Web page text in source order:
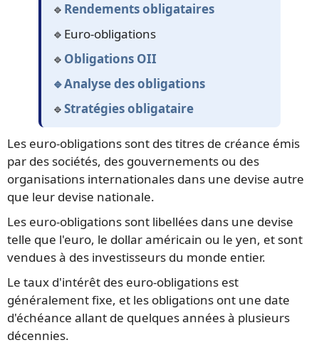
🔹 Rendements obligataires
🔹Euro-obligations
🔹 Obligations OII
🔹Analyse des obligations
🔹Stratégies obligataire
Les euro-obligations sont des titres de créance émis
par des sociétés, des gouvernements ou des
organisations internationales dans une devise autre
que leur devise nationale.
Les euro-obligations sont libellées dans une devise
telle que l'euro, le dollar américain ou le yen, et sont
vendues à des investisseurs du monde entier.
Le taux d'intérêt des euro-obligations est
généralement fixe, et les obligations ont une date
d'échéance allant de quelques années à plusieurs
décennies.